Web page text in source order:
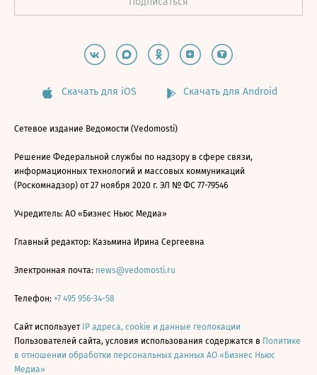
Скачать для iOS Скачать для Android
Сетевое издание Ведомости (Vedomosti)
Решение Федеральной службы по надзору в сфере связи,
информационных технологий и массовых коммуникаций
(Роскомнадзор) от 27 ноября 2020 г. ЭЛ № ФС 77-79546
Учредитель: АО «Бизнес Ньюс Медиа»
Главный редактор: Казьмина Ирина Сергеевна
Электронная почта: news@vedomosti.ru
Телефон: +7 495 956-34-58
Сайт использует IP адреса, cookie и данные геолокации
Пользователей сайта, условия использования содержатся в Политике
в отношении обработки персональных данных АО «Бизнес Ньюс
Медиа»